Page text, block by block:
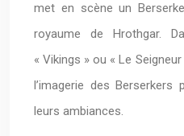
met en scène un
royaume de Hrothgar.
« Vikings » ou « Le
l’imagerie des
leurs ambiances.